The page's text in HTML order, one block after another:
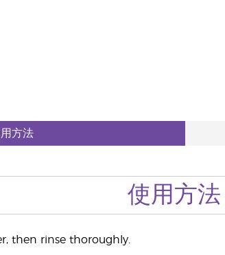
方法
使用方法
then rinse thoroughly.